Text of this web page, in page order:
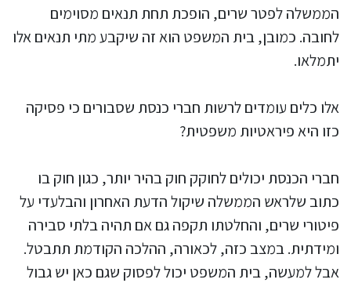
הממשלה לפטר שרים, הופכת תחת תנאים מסוימים
לחובה. כמובן, בית המשפט הוא זה שיקבע מתי תנאים אלו
יתמלאו.
אלו כלים עומדים לרשות חברי כנסת שסבורים כי פסיקה
כזו היא פיראטיות משפטית?
חברי הכנסת יכולים לחוקק חוק בהיר יותר, כגון חוק בו
כתוב שלראש הממשלה שיקול הדעת האחרון והבלעדי על
פיטורי שרים, והחלטתו תקפה גם אם תהיה בלתי סבירה
ומידתית. במצב כזה, לכאורה, ההלכה הקודמת תתבטל.
אבל למעשה, בית המשפט יכול לפסוק שגם כאן יש גבול